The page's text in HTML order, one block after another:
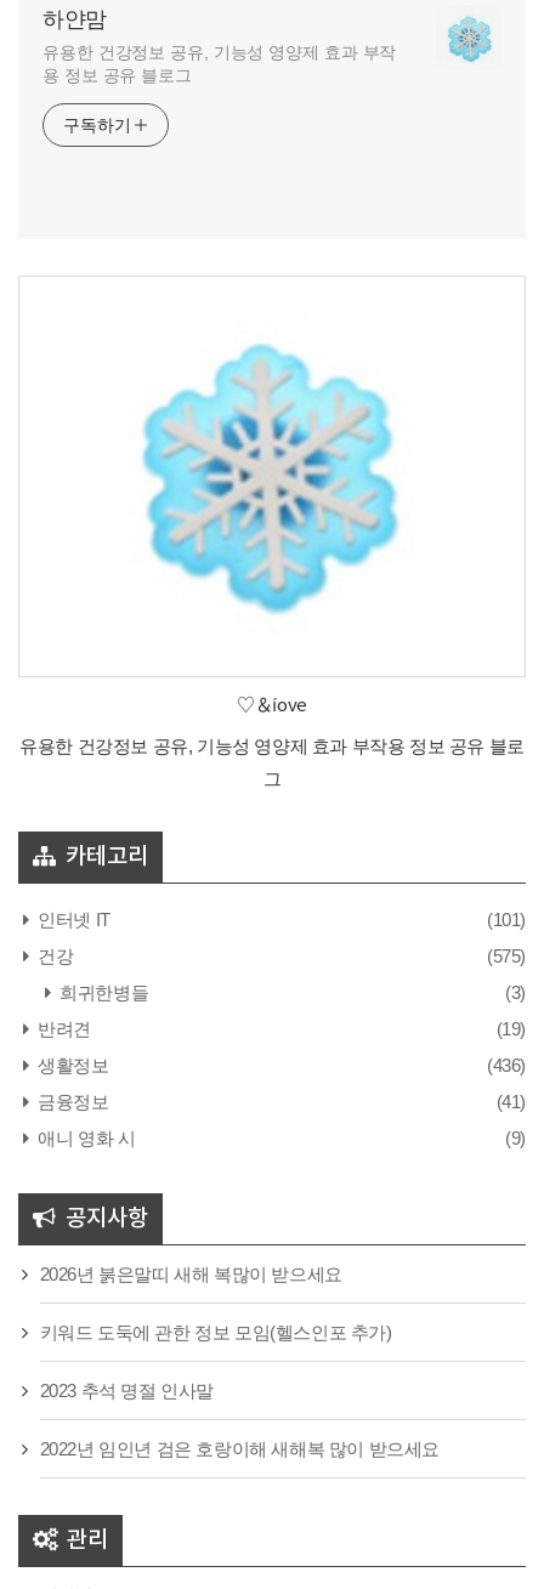
하얀맘
유용한 건강정보 공유, 기능성 영양제 효과 부작
용 정보 공유 블로그
구독하기
♡＆íove
유용한 건강정보 공유, 기능성 영양제 효과 부작용 정보 공유 블로
그
카테고리
인터넷 IT
(101)
건강
(575)
희귀한병들
(3)
반려견
(19)
생활정보
(436)
금융정보
(41)
애니 영화 시
(9)
공지사항
2026년 붉은말띠 새해 복많이 받으세요
키워드 도둑에 관한 정보 모임(헬스인포 추가)
2023 추석 명절 인사말
2022년 임인년 검은 호랑이해 새해복 많이 받으세요
관리